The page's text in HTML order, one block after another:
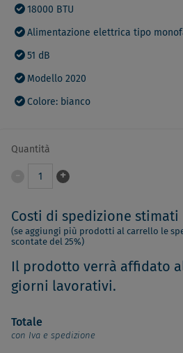
18000 BTU
Alimentazione elettrica tipo
51 dB
Modello 2020
Colore: bianco
Quantità
1 +
Costi di spedizione stimati
(se aggiungi più prodotti al carrello le
scontate del 25%)
Il prodotto verrà affidato
giorni lavorativi.
Totale
con Iva e spedizione